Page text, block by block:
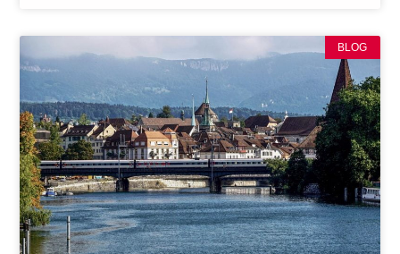
BLOG